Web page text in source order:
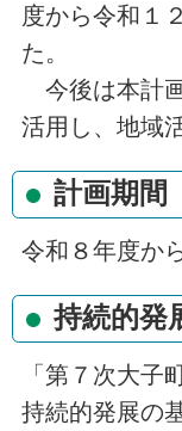
度から令和１
た。
今後は本計
活用し、地域
計画期間
令和８年度か
持続的発
「第７次大子
持続的発展の